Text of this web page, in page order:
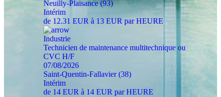
Neuilly-Plaisance (93)
Intérim
de 12.31 EUR à 13 EUR par HEURE
Industrie
Technicien de maintenance multitechnique ou
CVC H/F
07/08/2026
Saint-Quentin-Fallavier (38)
Intérim
de 14 EUR à 14 EUR par HEURE